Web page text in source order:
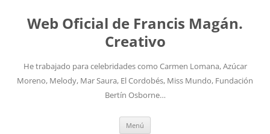
contenido
Web Oficial de Francis Magán.
Creativo
He trabajado para celebridades como Carmen Lomana, Azúcar
Moreno, Melody, Mar Saura, El Cordobés, Miss Mundo, Fundación
Bertín Osborne…
Menú